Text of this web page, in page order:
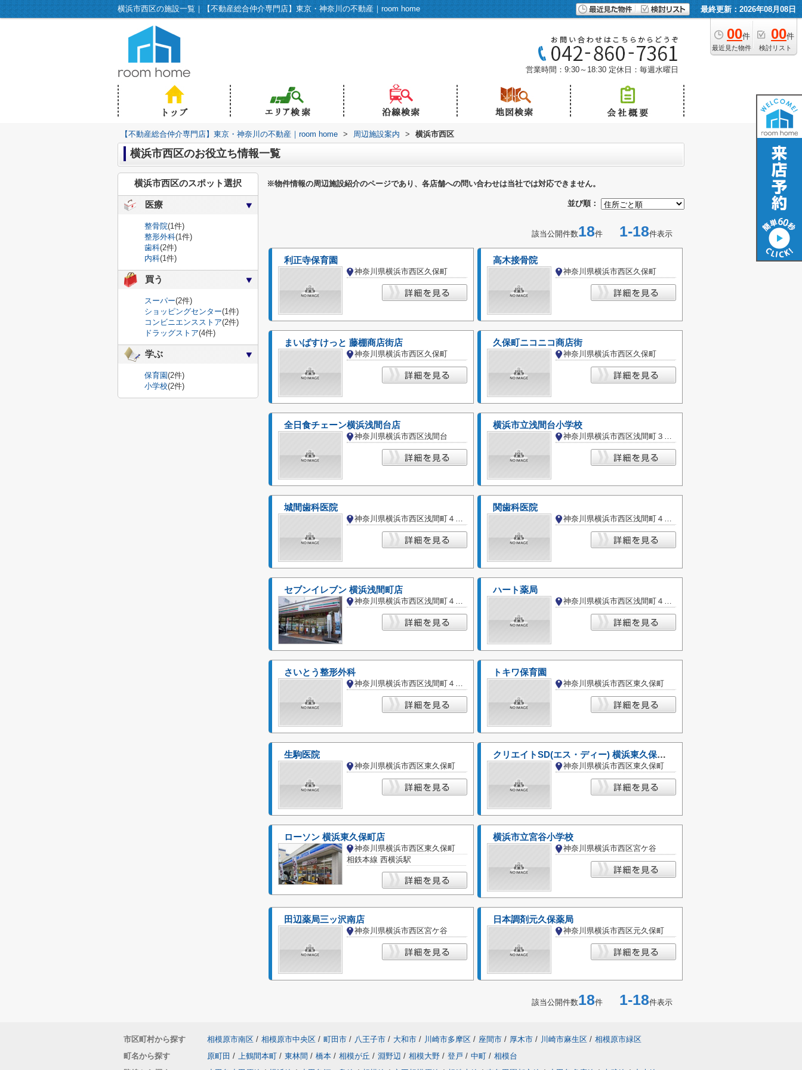
横浜市西区の施設一覧｜【不動産総合仲介専門店】東京・神奈川の不動産｜room home 最終更新：2026年08月08日
00件
最近見た物件
00件
検討リスト
営業時間：9:30～18:30 定休日：毎週水曜日
【不動産総合仲介専門店】東京・神奈川の不動産｜room home > 周辺施設案内 > 横浜市西区
横浜市西区のお役立ち情報一覧
※物件情報の周辺施設紹介のページであり、各店舗への問い合わせは当社では対応できません。
並び順：
該当公開件数18件 1-18件表示
利正寺保育園
神奈川県横浜市西区久保町
高木接骨院
神奈川県横浜市西区久保町
まいばすけっと 藤棚商店街店
神奈川県横浜市西区久保町
久保町ニコニコ商店街
神奈川県横浜市西区久保町
全日食チェーン横浜浅間台店
神奈川県横浜市西区浅間台
横浜市立浅間台小学校
神奈川県横浜市西区浅間町３丁目
城間歯科医院
神奈川県横浜市西区浅間町４丁目
関歯科医院
神奈川県横浜市西区浅間町４丁目
セブンイレブン 横浜浅間町店
神奈川県横浜市西区浅間町４丁目
ハート薬局
神奈川県横浜市西区浅間町４丁目
さいとう整形外科
神奈川県横浜市西区浅間町４丁目
トキワ保育園
神奈川県横浜市西区東久保町
生駒医院
神奈川県横浜市西区東久保町
クリエイトSD(エス・ディー) 横浜東久保町店
神奈川県横浜市西区東久保町
ローソン 横浜東久保町店
神奈川県横浜市西区東久保町
相鉄本線 西横浜駅
横浜市立宮谷小学校
神奈川県横浜市西区宮ケ谷
田辺薬局三ッ沢南店
神奈川県横浜市西区宮ケ谷
日本調剤元久保薬局
神奈川県横浜市西区元久保町
該当公開件数18件 1-18件表示
横浜市西区のスポット選択
医療
整骨院(1件)
整形外科(1件)
歯科(2件)
内科(1件)
買う
スーパー(2件)
ショッピングセンター(1件)
コンビニエンスストア(2件)
ドラッグストア(4件)
学ぶ
保育園(2件)
小学校(2件)
市区町村から探す 相模原市南区 / 相模原市中央区 / 町田市 / 八王子市 / 大和市 / 川崎市多摩区 / 座間市 / 厚木市 / 川崎市麻生区 / 相模原市緑区
町名から探す
原町田 / 上鶴間本町 / 東林間 / 橋本 / 相模が丘 / 淵野辺 / 相模大野 / 登戸 / 中町 / 相模台